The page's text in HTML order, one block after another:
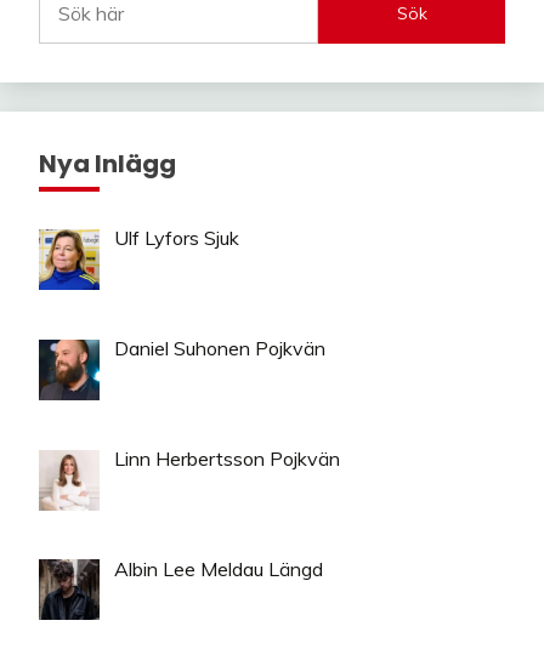
Sök
Nya Inlägg
Ulf Lyfors Sjuk
Daniel Suhonen Pojkvän
Linn Herbertsson Pojkvän
Albin Lee Meldau Längd